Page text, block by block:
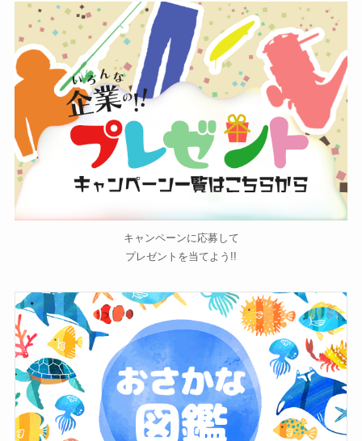
キャンペーンに応募して
プレゼントを当てよう!!